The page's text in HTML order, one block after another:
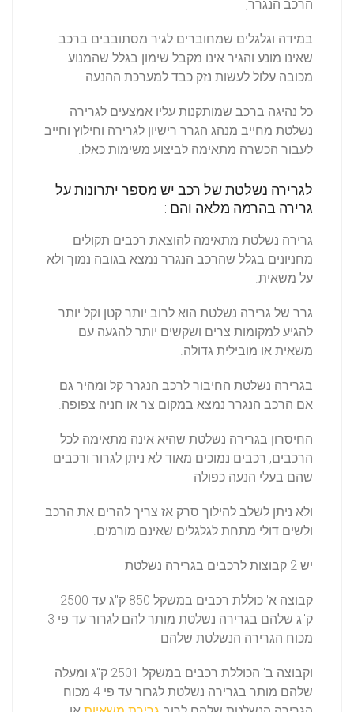
הרכב הנגרר,
במידה וגלגלים שמחוברים לגיר מסתובבים ברכב
שאינו מונע והגיר אינו מקבל שימון בגלל שהמנוע
מכובה עלול לעשות נזק כבד למערכת ההנעה.
כל נהיגה ברכב שמותקנות עליו אמצעים לגרירה
נשלטת מחייב מנהג הגרר רישיון לגרירה וחילוץ וחייב
לעבור הכשרה מתאימה לביצוע משימות כאלו.
לגרירה נשלטת של רכב יש מספר יתרונות על
גרירה בהרמה מלאה והם :
גרירה נשלטת מתאימה להוצאת רכבים תקולים
מחניונים בגלל שהרכב הנגרר נמצא בגובה נמוך ולא
על משאית.
גרר של גרירה נשלטת הוא לרוב יותר קטן וקל יותר
להגיע למקומות צרים ושקשים יותר להגעה עם
משאית או מובילית גדולה.
בגרירה נשלטת החיבור לרכב הנגרר קל ומהיר גם
אם הרכב הנגרר נמצא במקום צר או חניה צפופה.
החיסרון בגרירה נשלטת שהיא אינה מתאימה לכל
הרכבים, רכבים נמוכים מאוד לא ניתן לגרור ורכבים
שהם בעלי הנעה כפולה
ולא ניתן לשלב להילוך סרק אז צריך להרים את הרכב
ולשים דולי מתחת לגלגלים שאינם מורמים.
יש 2 קבוצות לרכבים בגרירה נשלטת
קבוצה א' כוללת רכבים במשקל 850 ק"ג עד 2500
ק"ג שלהם בגרירה נשלטת מותר להם לגרור עד פי 3
מכוח הגרירה הנשלטת שלהם
וקבוצה ב' הכוללת רכבים במשקל 2501 ק"ג ומעלה
שלהם מותר בגרירה נשלטת לגרור עד פי 4 מכוח